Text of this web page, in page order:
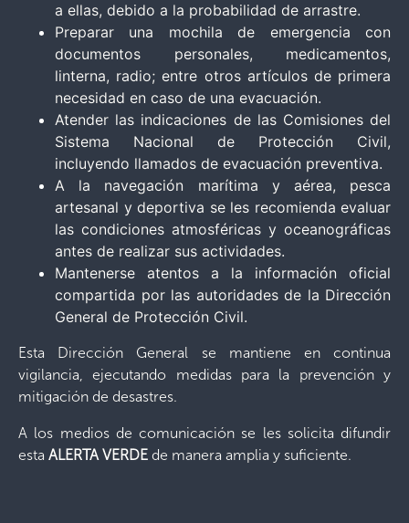
a ellas, debido a la probabilidad de arrastre.
Preparar una mochila de emergencia con
documentos personales, medicamentos,
linterna, radio; entre otros artículos de primera
necesidad en caso de una evacuación.
Atender las indicaciones de las Comisiones del
Sistema Nacional de Protección Civil,
incluyendo llamados de evacuación preventiva.
A la navegación marítima y aérea, pesca
artesanal y deportiva se les recomienda evaluar
las condiciones atmosféricas y oceanográficas
antes de realizar sus actividades.
Mantenerse atentos a la información oficial
compartida por las autoridades de la Dirección
General de Protección Civil.
Esta Dirección General se mantiene en continua
vigilancia, ejecutando medidas para la prevención y
mitigación de desastres.
A los medios de comunicación se les solicita difundir
esta ALERTA VERDE de manera amplia y suficiente.